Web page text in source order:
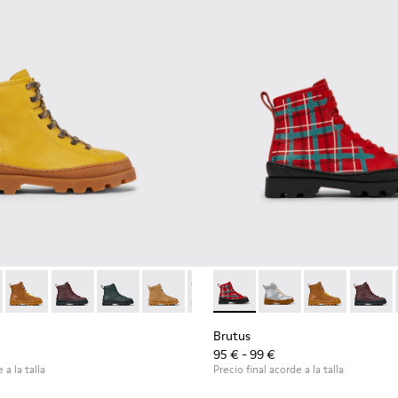
012 - Botas de piel en color amarillo
- K900179-035
Brutus - K900179-032
Brutus - K900179-031
Brutus - K900179-027
Brutus - K900179-026
Brutus - K900179-021
Brutus - K900179-020
Brutus - K900179-
Brutus -
a la talla
Brutus - K900179-013 -
Brutus - K900179-035
Brutus -Brutus
Brutus
95 € - 99 €
Precio final acorde a la talla